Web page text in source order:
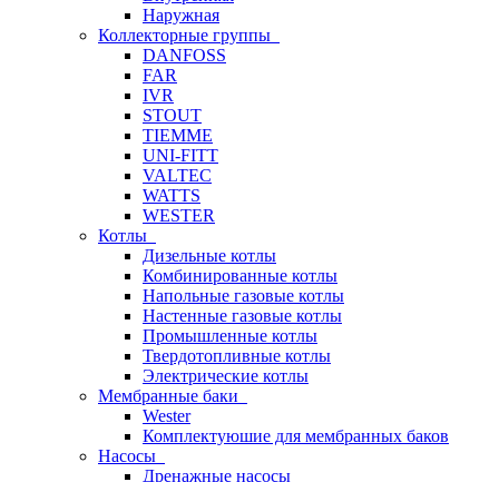
Наружная
Коллекторные группы
DANFOSS
FAR
IVR
STOUT
TIEMME
UNI-FITT
VALTEC
WATTS
WESTER
Котлы
Дизельные котлы
Комбинированные котлы
Напольные газовые котлы
Настенные газовые котлы
Промышленные котлы
Твердотопливные котлы
Электрические котлы
Мембранные баки
Wester
Комплектуюшие для мембранных баков
Насосы
Дренажные насосы